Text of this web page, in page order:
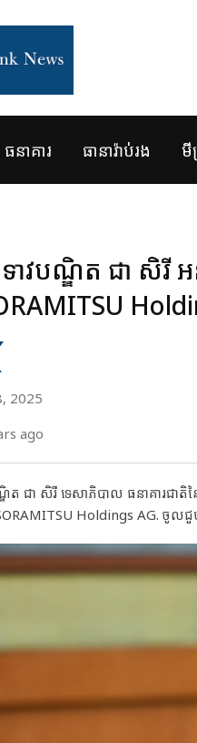
ធនាគារ ធានារ៉ាប់រង មី
វបណ្ឌិត ជា សិរី អ
2025
ago
ជា សិរី ទេសាភិបាល ធនាគារជាតិ
Holdings AG. ចូលជួបពិភ